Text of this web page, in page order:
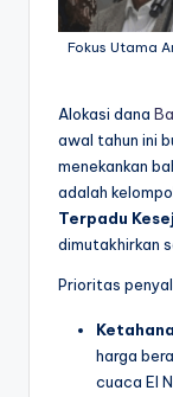
Fokus Utama
Alokasi dana
awal tahun ini
menekankan
adalah
Terpadu
dimutakhirkan
Prioritas
harga
cuaca El